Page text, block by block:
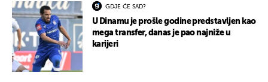
GDJE ĆE SAD?
U Dinamu je prošle godine predstavljen kao
mega transfer, danas je pao najniže u
karijeri